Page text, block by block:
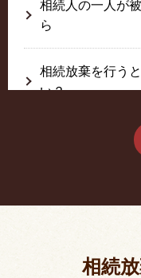
相続人の一人が
ら
相続放棄を行う
い？
生前に相続放棄
相続